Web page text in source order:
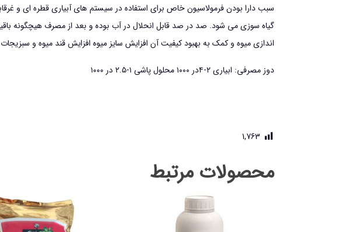
سبب دارا بودن فرمولاسیون خاص برای استفاده در سیستم های آبیاری قطره اي و
گیاه سوزی می شود. صد در صد قابل انحلال در آب بوده و بعد از مصرف هیچگونه
اندازی میوه و کمک به بهبود کیفیت آن افزایش سایز میوه افزایش قند میوه و سبزیجات
دوز مصرفی: ابیاری ۲-۴در ۱۰۰۰ محلول پاشی ۱-۲.۵ در ۱۰۰۰
1,763
محصولات مرتبط